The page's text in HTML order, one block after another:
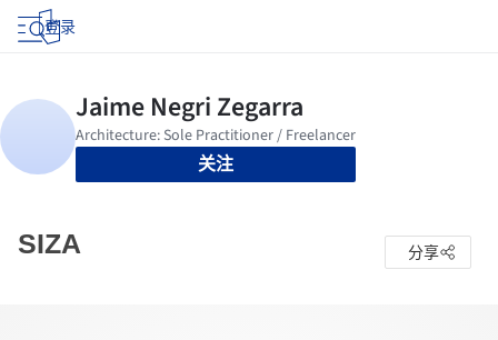
登录
关注
SIZA 分享